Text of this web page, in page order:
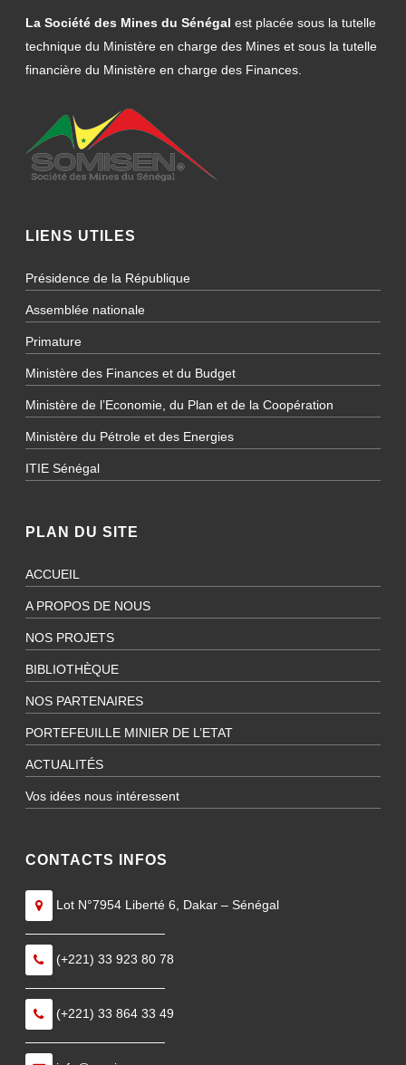
La Société des Mines du Sénégal est placée sous la tutelle
technique du Ministère en charge des Mines et sous la tutelle
financière du Ministère en charge des Finances.
LIENS UTILES
Présidence de la République
Assemblée nationale
Primature
Ministère des Finances et du Budget
Ministère de l’Economie, du Plan et de la Coopération
Ministère du Pétrole et des Energies
ITIE Sénégal
PLAN DU SITE
ACCUEIL
A PROPOS DE NOUS
NOS PROJETS
BIBLIOTHÈQUE
NOS PARTENAIRES
PORTEFEUILLE MINIER DE L’ETAT
ACTUALITÉS
Vos idées nous intéressent
CONTACTS INFOS
Lot N°7954 Liberté 6, Dakar – Sénégal
———————————
(+221) 33 923 80 78
———————————
(+221) 33 864 33 49
———————————